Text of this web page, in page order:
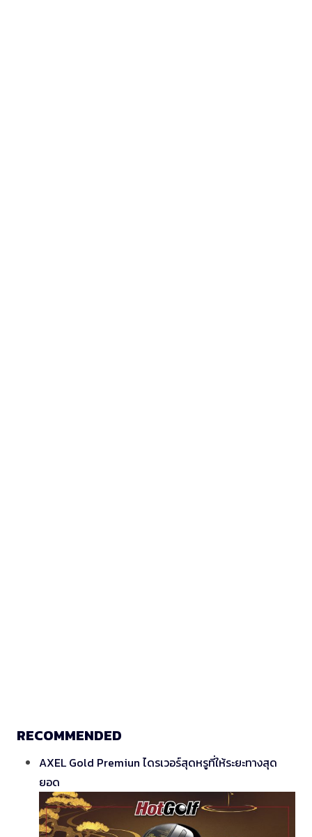
RECOMMENDED
AXEL Gold Premiun ไดรเวอร์สุดหรูที่ให้ระยะทางสุด
ยอด